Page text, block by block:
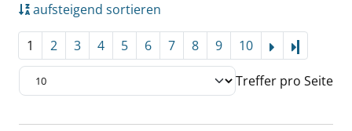
aufsteigend sortieren
1 2 3 4 5 6 7 8 9 10
Treffer pro Seite